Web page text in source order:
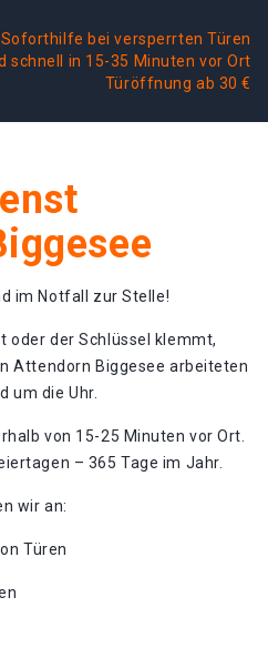
Soforthilfe bei versperrten Türen
schnell in 15-35 Minuten vor Ort
Türöffnung ab 30 €
im Notfall zur Stelle!
oder der Schlüssel klemmt,
Attendorn Biggesee arbeiteten
um die Uhr.
von 15-25 Minuten vor Ort.
– 365 Tage im Jahr.
wir an:
Türen